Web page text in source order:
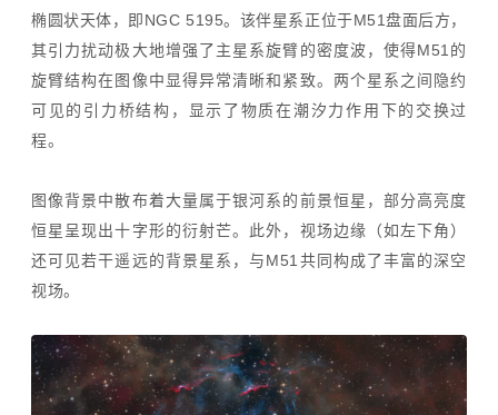
椭圆状天体，即NGC 5195。该伴星系正位于M51盘面后方，
其引力扰动极大地增强了主星系旋臂的密度波，使得M51的
旋臂结构在图像中显得异常清晰和紧致。两个星系之间隐约
可见的引力桥结构，显示了物质在潮汐力作用下的交换过
程。
图像背景中散布着大量属于银河系的前景恒星，部分高亮度
恒星呈现出十字形的衍射芒。此外，视场边缘（如左下角）
还可见若干遥远的背景星系，与M51共同构成了丰富的深空
视场。